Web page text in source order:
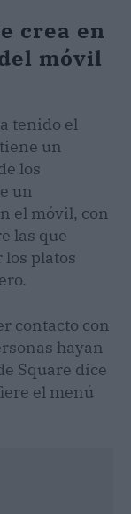
crea en
móvil
tenido el
un
los
un
el móvil, con
las que
platos
contacto con
hayan
Square dice
el menú